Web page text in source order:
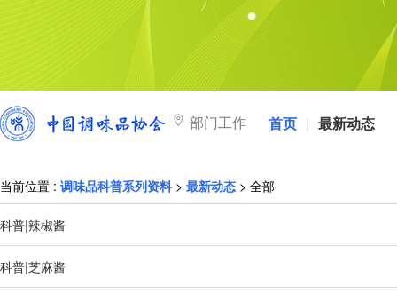
部门工作 首页 | 最新动态
当前位置 : 调味品科普系列资料> 最新动态 > 全部
科普|辣椒酱
科普|芝麻酱